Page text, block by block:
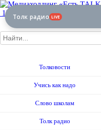
12+
Толковости
Учись как надо
Слово школам
Толк радио
Толк радио LIVE